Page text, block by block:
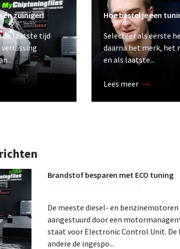
én zuiniger!
de laatste tijd
Hoe bestel je een
Selecteer als eerste
daarna het merk, het
en als laatste...
Lees meer
Brandstof besparen met ECO tuning
De meeste diesel- en
aangestuurd door een
staat voor Electronic Control Unit.
andere de ingespo...